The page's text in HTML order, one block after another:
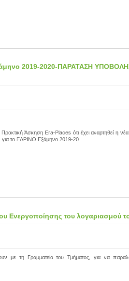
2019-2020-ΠΑΡΑΤΑΣΗ
Πρακτική Άσκηση Era-Places ότι έχει αναρτηθεί η
το ΕΑΡΙΝΟ Εξάμηνο 2019-20.
Ενεργοποίησης του λογαριασμού
με τη Γραμματεία του Τμήματος, για να